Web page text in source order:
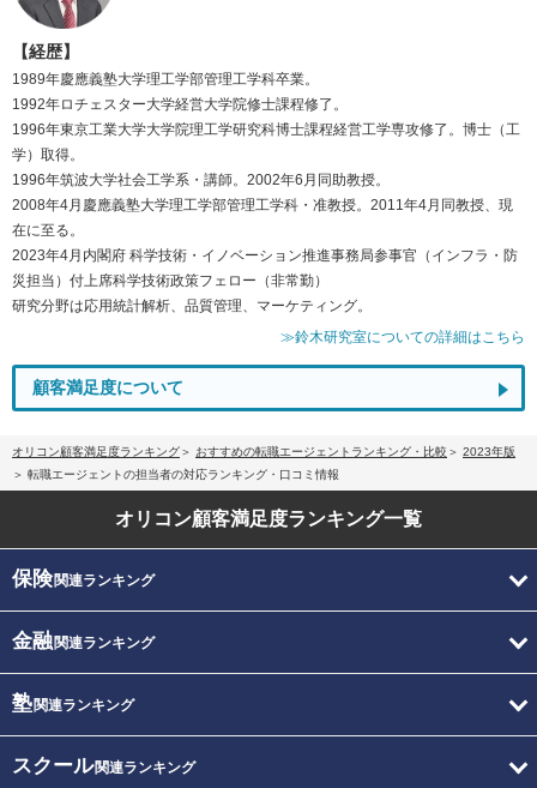
【経歴】
1989年慶應義塾大学理工学部管理工学科卒業。
1992年ロチェスター大学経営大学院修士課程修了。
1996年東京工業大学大学院理工学研究科博士課程経営工学専攻修了。博士（工
学）取得。
1996年筑波大学社会工学系・講師。2002年6月同助教授。
2008年4月慶應義塾大学理工学部管理工学科・准教授。2011年4月同教授、現
在に至る。
2023年4月内閣府 科学技術・イノベーション推進事務局参事官（インフラ・防
災担当）付上席科学技術政策フェロー（非常勤）
研究分野は応用統計解析、品質管理、マーケティング。
≫鈴木研究室についての詳細はこちら
顧客満足度について
オリコン顧客満足度ランキング おすすめの転職エージェントランキング・比較
2023年版
転職エージェントの担当者の対応ランキング・口コミ情報
オリコン顧客満足度ランキング一覧
保険関連ランキング
金融関連ランキング
塾関連ランキング
スクール関連ランキング